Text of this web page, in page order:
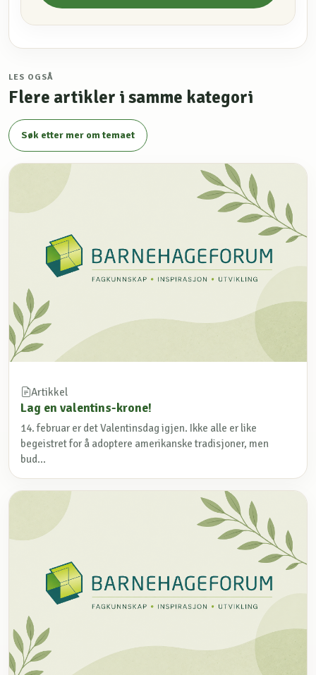
LES OGSÅ
Flere artikler i samme kategori
Søk etter mer om temaet
Artikkel
Lag en valentins-krone!
14. februar er det Valentinsdag igjen. Ikke alle er like
begeistret for å adoptere amerikanske tradisjoner, men
bud...